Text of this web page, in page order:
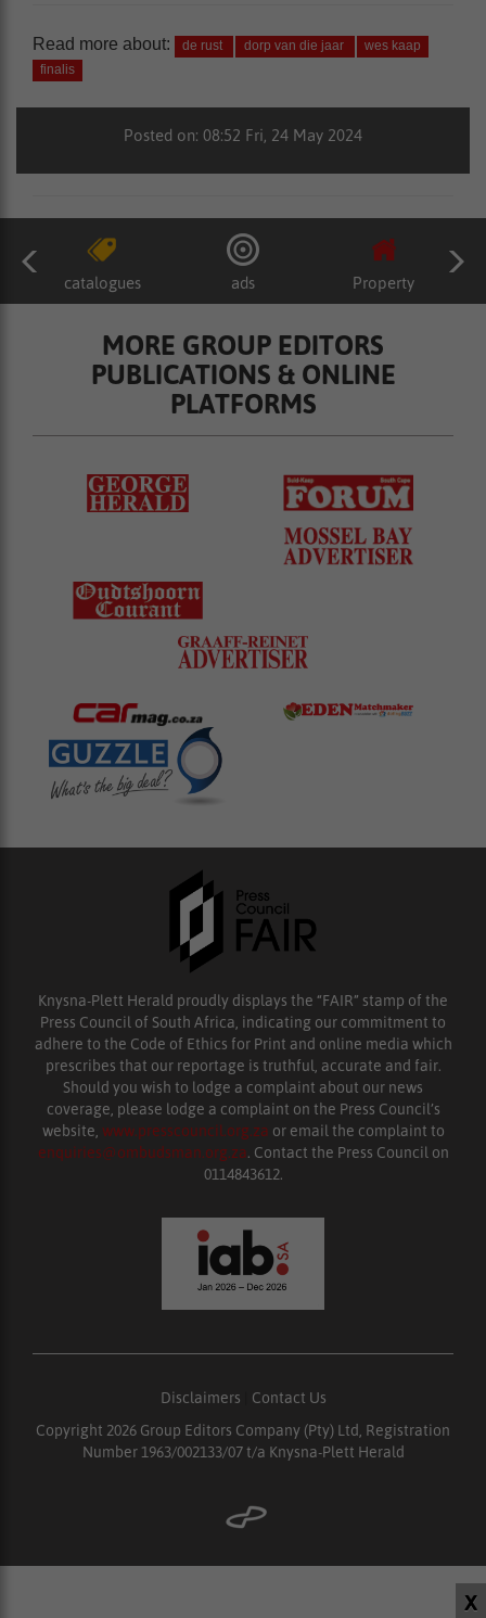
X
Read more about: de rust dorp van die jaar
wes kaap
finalis
Posted on: 08:52 Fri, 24 May 2024
catalogues ads Property
MORE GROUP EDITORS
PUBLICATIONS & ONLINE
PLATFORMS
Knysna-Plett Herald proudly displays the “FAIR” stamp of the
Press Council of South Africa, indicating our commitment to
adhere to the Code of Ethics for Print and online media which
prescribes that our reportage is truthful, accurate and fair.
Should you wish to lodge a complaint about our news
coverage, please lodge a complaint on the Press Council’s
website, www.presscouncil.org.za or email the complaint to
enquiries@ombudsman.org.za. Contact the Press Council on
0114843612.
Disclaimers
Contact Us
Copyright 2026 Group Editors Company (Pty) Ltd, Registration
Number 1963/002133/07 t/a Knysna-Plett Herald